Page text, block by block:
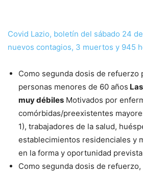
Covid Lazio, boletín del sábado 24
nuevos contagios, 3 muertos y 945
Como segunda dosis de refuerzo
personas menores de 60 años
muy débiles Motivados por
comórbidas/preexistentes
1), trabajadores de la salud,
establecimientos residenciales y
en la forma y oportunidad
Como segunda dosis de